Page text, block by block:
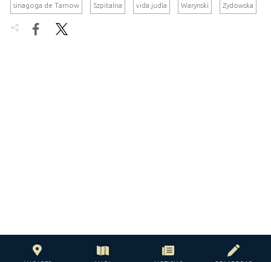
sinagoga de Tarnow Szpitalna vida judía Warynski Zydowska
 